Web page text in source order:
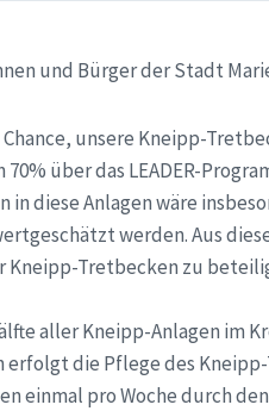
und Bürger der Stadt
unsere Kneipp-
70% über das LEADER-
in diese Anlagen wäre
werden. Aus
Kneipp-Tretbecken zu
aller Kneipp-Anlagen im
erfolgt die Pflege des
einmal pro Woche durch